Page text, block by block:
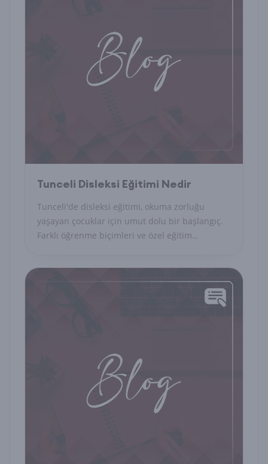
Tunceli Disleksi Eğitimi Nedir
Tunceli'de disleksi eğitimi, okuma zorluğu
yaşayan çocuklar için umut dolu bir başlangıç.
Farklı öğrenme biçimleri ve özel eğitim